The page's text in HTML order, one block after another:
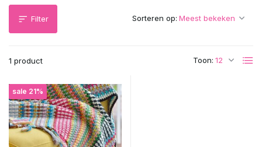
Filter
1 product Toon:
Sorteren op:
sale 21%